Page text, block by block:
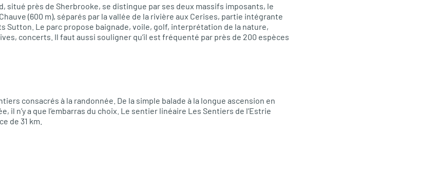
situé près de Sherbrooke, se distingue par ses deux massifs imposants, le
(600 m), séparés par la vallée de la rivière aux Cerises, partie intégrante
Sutton. Le parc propose baignade, voile, golf, interprétation de la nature,
concerts. Il faut aussi souligner qu’il est fréquenté par près de 200 espèces
consacrés à la randonnée. De la simple balade à la longue ascension en
il n’y a que l’embarras du choix. Le sentier linéaire Les Sentiers de l’Estrie
de 31 km.